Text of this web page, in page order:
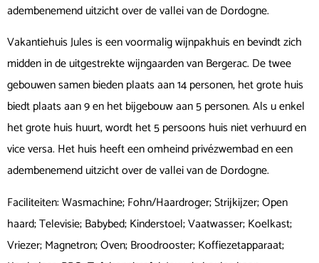
adembenemend uitzicht over de vallei van de Dordogne.
Vakantiehuis Jules is een voormalig wijnpakhuis en bevindt zich
midden in de uitgestrekte wijngaarden van Bergerac. De twee
gebouwen samen bieden plaats aan 14 personen, het grote huis
biedt plaats aan 9 en het bijgebouw aan 5 personen. Als u enkel
het grote huis huurt, wordt het 5 persoons huis niet verhuurd en
vice versa. Het huis heeft een omheind privézwembad en een
adembenemend uitzicht over de vallei van de Dordogne.
Faciliteiten: Wasmachine; Fohn/Haardroger; Strijkijzer; Open
haard; Televisie; Babybed; Kinderstoel; Vaatwasser; Koelkast;
Vriezer; Magnetron; Oven; Broodrooster; Koffiezetapparaat;